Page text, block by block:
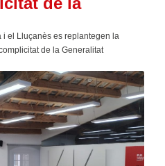
i el Lluçanès es replantegen la
de la Generalitat